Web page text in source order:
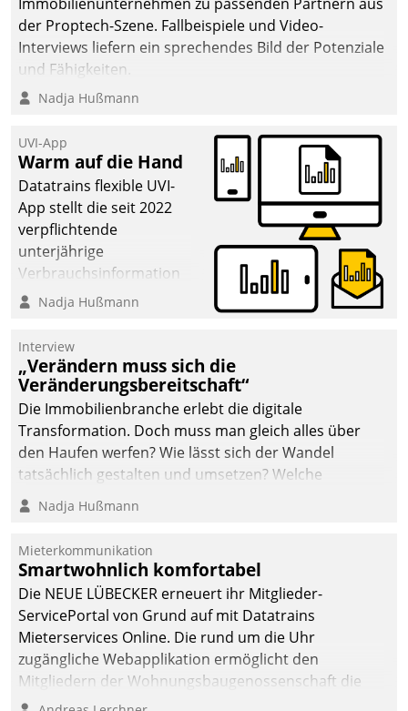
der Proptech-Szene. Fallbeispiele und Video-
Interviews liefern ein sprechendes Bild der Potenziale
und Fähigkeiten.
Nadja Hußmann
UVI-App
Warm auf die Hand
Datatrains flexible UVI-
App stellt die seit 2022
verpflichtende
unterjährige
Verbrauchsinformation
schnell, zuverlässig und
Die monatlichen
Mitteilungen zum
Heizungs- und
Wasserverbrauch gehen
automatisiert, vollständig
und auf Wunsch über
mehrere zuvor
Kommunikationswege bei
Nadja Hußmann
Interview
„Verändern muss sich die
Veränderungsbereitschaft“
Die Immobilienbranche erlebt die digitale
Transformation. Doch muss man gleich alles über
den Haufen werfen? Wie lässt sich der Wandel
tatsächlich gestalten und umsetzen? Welche
Argumente zählen wirklich?
Nadja Hußmann
Mieterkommunikation
Smartwohnlich komfortabel
Die NEUE LÜBECKER erneuert ihr Mitglieder-
ServicePortal von Grund auf mit Datatrains
Mieterservices Online. Die rund um die Uhr
zugängliche Webapplikation ermöglicht den
Mitgliedern der Wohnungs­bau­genossenschaft die
Kontaktaufnahme per Smartphone, Tablet oder PC.